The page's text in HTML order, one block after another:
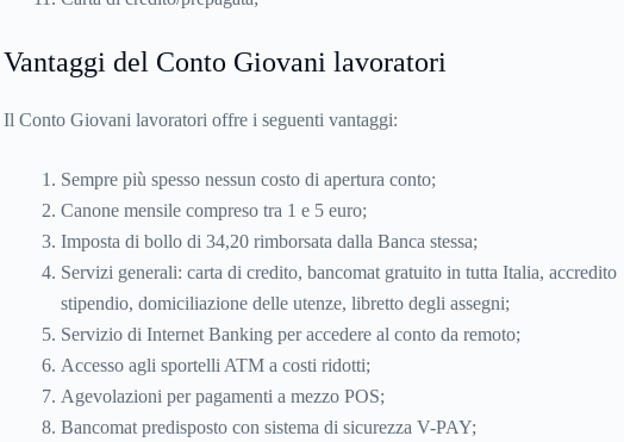
Vantaggi del Conto Giovani lavoratori
Il Conto Giovani lavoratori offre i seguenti vantaggi:
Sempre più spesso nessun costo di apertura conto;
Canone mensile compreso tra 1 e 5 euro;
Imposta di bollo di 34,20 rimborsata dalla Banca stessa;
Servizi generali: carta di credito, bancomat gratuito in tutta Italia, accredito
stipendio, domiciliazione delle utenze, libretto degli assegni;
Servizio di Internet Banking per accedere al conto da remoto;
Accesso agli sportelli ATM a costi ridotti;
Agevolazioni per pagamenti a mezzo POS;
Bancomat predisposto con sistema di sicurezza V-PAY;